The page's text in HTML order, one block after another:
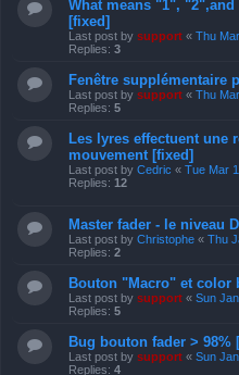
What means "1",
[fixed]
Last post by support « Thu
Replies: 3
Fenêtre supplémentaire
Last post by support « Thu
Replies: 5
Les lyres effectuent une
mouvement [fixed]
Last post by Cedric « Tue Mar
Replies: 12
Master fader - le niveau
Last post by Christophe « Thu
Replies: 2
Bouton "Macro" et color
Last post by support « Sun
Replies: 5
Bug bouton fader > 98%
Last post by support « Sun
Replies: 4